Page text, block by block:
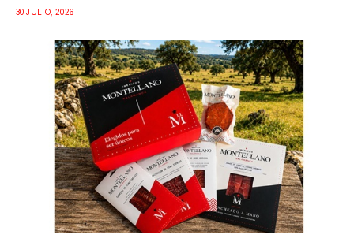
30 JULIO, 2026